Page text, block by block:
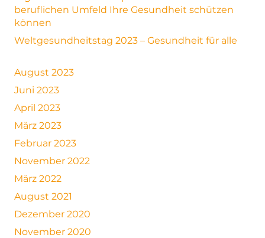
beruflichen Umfeld Ihre Gesundheit schützen
können
Weltgesundheitstag 2023 – Gesundheit für alle
August 2023
Juni 2023
April 2023
März 2023
Februar 2023
November 2022
März 2022
August 2021
Dezember 2020
November 2020